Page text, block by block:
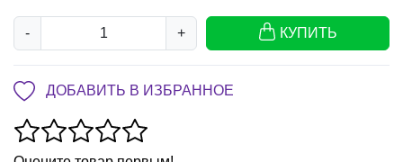
- + КУПИТЬ
ДОБАВИТЬ В ИЗБРАННОЕ